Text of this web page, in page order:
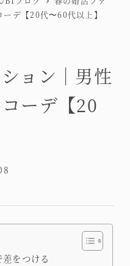
デ【20代〜60代以上】
ョン｜男性
ーデ【20
をつける